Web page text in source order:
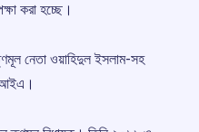
করা হচ্ছে।
নেতা ওয়াহিদুল ইসলাম-সহ